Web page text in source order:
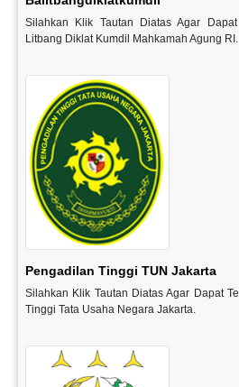
Silahkan Klik Tautan Diatas Agar
Litbang Diklat Kumdil Mahkamah Agung RI.
Pengadilan Tinggi TUN Jakarta
Silahkan Klik Tautan Diatas Agar Dapat
Tinggi Tata Usaha Negara Jakarta.